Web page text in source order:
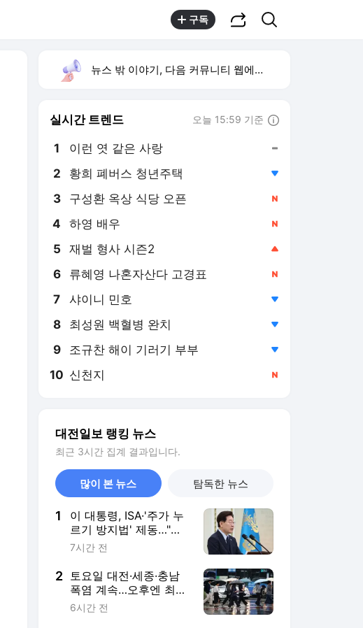
구독
뉴스 밖 이야기, 다음 커뮤니티 웹에서 보기
실시간 트렌드 오늘 15:59 기준
1 이런 엿 같은 사랑
2 황희 폐버스 청년주택
3 구성환 옥상 식당 오픈
4 하영 배우
5 재벌 형사 시즌2
6 류혜영 나혼자산다 고경표
7 샤이니 민호
8 최성원 백혈병 완치
9 조규찬 해이 기러기 부부
10 신천지
대전일보 랭킹 뉴스
최근 3시간 집계 결과입니다.
많이 본 뉴스 탐독한 뉴스
1
이 대통령, ISA·'주가 누
르기 방지법' 제동…"원
점 재검토"
7시간 전
2 토요일 대전·세종·충남
폭염 계속…오후엔 최대
40㎜ 소나기
6시간 전